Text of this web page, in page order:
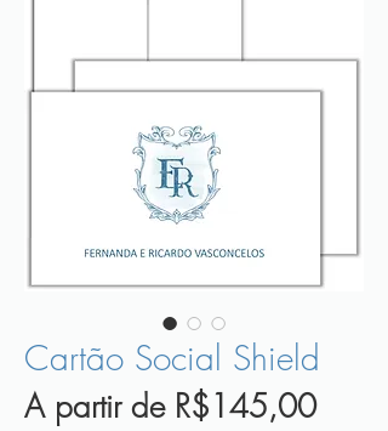
Cartão Social Shield
A partir de R$145,00Preço